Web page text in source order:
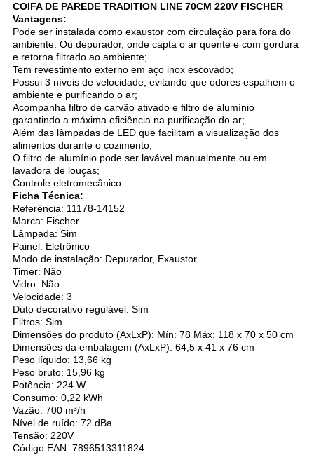
COIFA DE PAREDE TRADITION LINE 70CM 220V FISCHER
Vantagens:
Pode ser instalada como exaustor com circulação para fora do
ambiente. Ou depurador, onde capta o ar quente e com gordura
e retorna filtrado ao ambiente;
Tem revestimento externo em aço inox escovado;
Possui 3 níveis de velocidade, evitando que odores espalhem o
ambiente e purificando o ar;
Acompanha filtro de carvão ativado e filtro de alumínio
garantindo a máxima eficiência na purificação do ar;
Além das lâmpadas de LED que facilitam a visualização dos
alimentos durante o cozimento;
O filtro de alumínio pode ser lavável manualmente ou em
lavadora de louças;
Controle eletromecânico.
Ficha Técnica:
Referência: 11178-14152
Marca: Fischer
Lâmpada: Sim
Painel: Eletrônico
Modo de instalação: Depurador, Exaustor
Timer: Não
Vidro: Não
Velocidade: 3
Duto decorativo regulável: Sim
Filtros: Sim
Dimensões do produto (AxLxP): Mín: 78 Máx: 118 x 70 x 50 cm
Dimensões da embalagem (AxLxP): 64,5 x 41 x 76 cm
Peso líquido: 13,66 kg
Peso bruto: 15,96 kg
Potência: 224 W
Consumo: 0,22 kWh
Vazão: 700 m³/h
Nível de ruído: 72 dBa
Tensão: 220V
Código EAN: 7896513311824